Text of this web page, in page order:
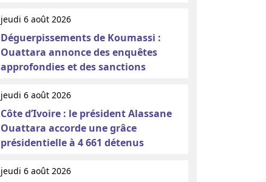
jeudi 6 août 2026
Déguerpissements de Koumassi :
Ouattara annonce des enquêtes
approfondies et des sanctions
jeudi 6 août 2026
Côte d’Ivoire : le président Alassane
Ouattara accorde une grâce
présidentielle à 4 661 détenus
jeudi 6 août 2026